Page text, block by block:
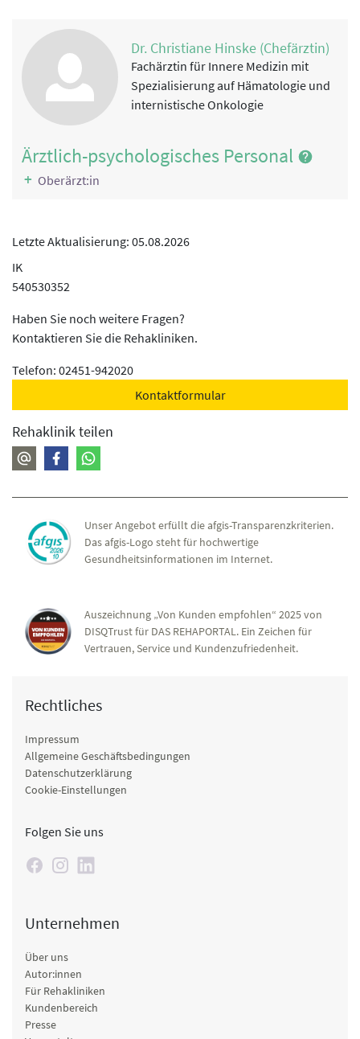
Klinische Psychologie
Psychotherapie
Psychoonkologie
Reha-Pflege
Physikalische Therapie
Rekreationstherapie
Ernährung
Dr. Christiane Hinske (Chefärztin)
Fachärztin für Innere Medizin mit
Spezialisierung auf Hämatologie und
internistische Onkologie
Ärztlich-psychologisches Personal
Oberärzt:in
Letzte Aktualisierung: 05.08.2026
Rehaklinik teilen
IK
540530352
Haben Sie noch weitere Fragen?
Kontaktieren Sie die Rehakliniken.
Telefon: 02451-942020
Kontaktformular
Unser Angebot erfüllt die afgis-Transparenzkriterien.
Das afgis-Logo steht für hochwertige
Gesundheitsinformationen im Internet.
Auszeichnung „Von Kunden empfohlen“ 2025 von
DISQTrust für DAS REHAPORTAL. Ein Zeichen für
Vertrauen, Service und Kundenzufriedenheit.
Rechtliches
Impressum
Allgemeine Geschäftsbedingungen
Datenschutzerklärung
Cookie-Einstellungen
Folgen Sie uns
Unternehmen
Über uns
Autor:innen
Für Rehakliniken
Kundenbereich
Presse